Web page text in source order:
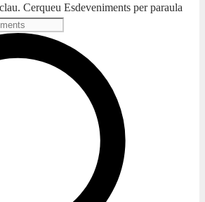
Cerqueu Esdeveniments per paraula